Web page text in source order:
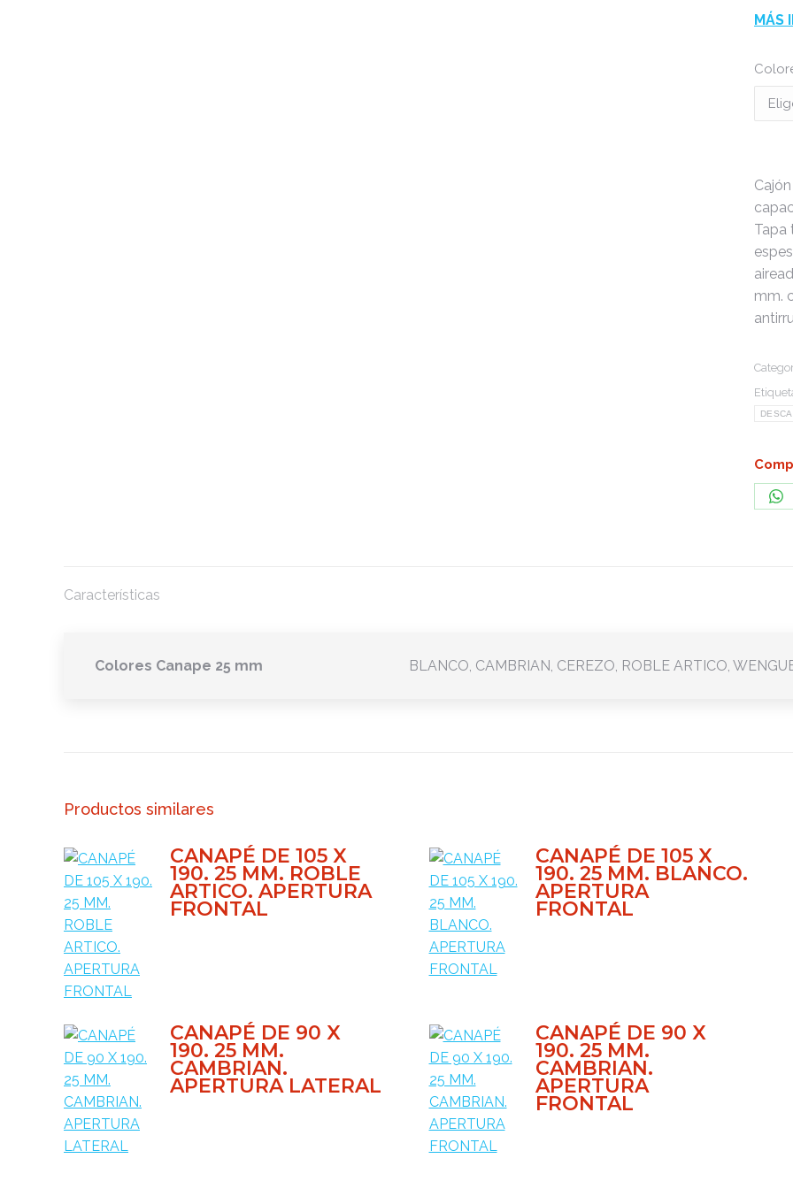
MÁS
Tapa
mm.
Características
Colores Canape 25 mm BLANCO, CAMBRIAN, CEREZO, ROBLE ARTICO,
Productos similares
CANAPÉ DE 105 X
190. 25 MM. ROBLE
ARTICO. APERTURA
FRONTAL
CANAPÉ DE 105 X
190. 25 MM. BLANCO.
APERTURA
FRONTAL
CANAPÉ DE 90 X
190. 25 MM.
CAMBRIAN.
APERTURA LATERAL
CANAPÉ DE 90 X
190. 25 MM.
CAMBRIAN.
APERTURA
FRONTAL